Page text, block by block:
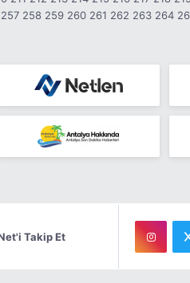
257 258 259 260 261 262 263 264
Takip Et